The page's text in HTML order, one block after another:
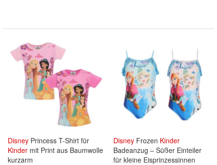
Disney Princess T-Shirt für
Kinder mit Print aus Baumwolle
kurzarm
Disney Frozen Kinder
Badeanzug – Süßer Einteiler
für kleine Eisprinzessinnen